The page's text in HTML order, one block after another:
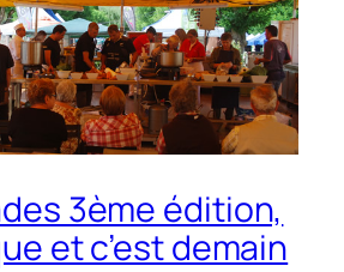
3ème édition,
et c’est demain